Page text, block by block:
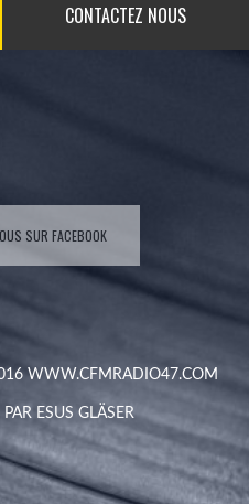
CONTACTEZ NOUS
SUR FACEBOOK
WWW.CFMRADIO47.COM
PAR ESUS GLÄSER